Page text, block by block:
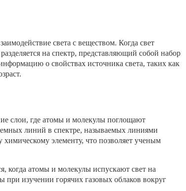
света с веществом. Когда свет
на спектр, представляющий собой набор
о свойствах источника света, таких как
слои, где атомы и молекулы поглощают
линий в спектре, называемых линиями
элементу, что позволяет ученым
когда атомы и молекулы испускают свет на
изучении горячих газовых облаков вокруг